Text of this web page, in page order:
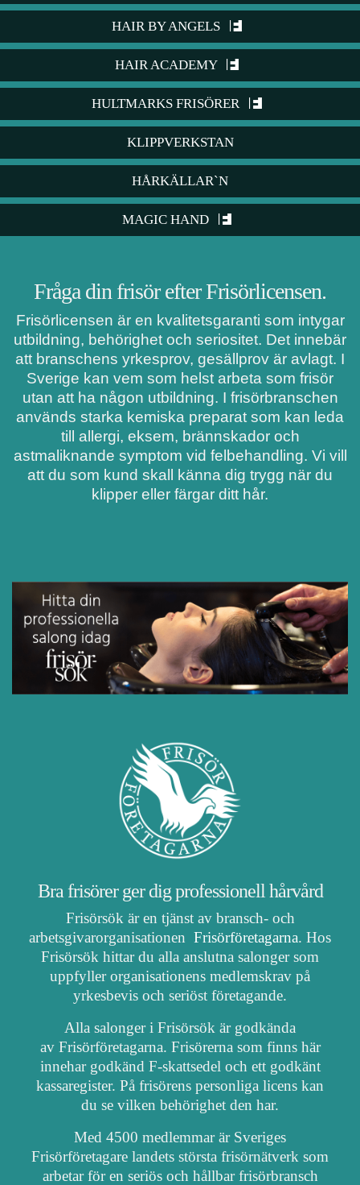
HAIR BY ANGELS
HAIR ACADEMY
HULTMARKS FRISÖRER
KLIPPVERKSTAN
HÅRKÄLLAR`N
MAGIC HAND
Fråga din frisör efter Frisörlicensen.
Frisörlicensen är en kvalitetsgaranti som intygar
utbildning, behörighet och seriositet. Det innebär
att branschens yrkesprov, gesällprov är avlagt. I
Sverige kan vem som helst arbeta som frisör
utan att ha någon utbildning. I frisörbranschen
används starka kemiska preparat som kan leda
till allergi, eksem, brännskador och
astmaliknande symptom vid felbehandling. Vi vill
att du som kund skall känna dig trygg när du
klipper eller färgar ditt hår.
Bra frisörer ger dig professionell hårvård
Frisörsök är en tjänst av bransch- och
arbetsgivarorganisationen Frisörföretagarna. Hos
Frisörsök hittar du alla anslutna salonger som
uppfyller organisationens medlemskrav på
yrkesbevis och seriöst företagande.
Alla salonger i Frisörsök är godkända
av Frisörföretagarna. Frisörerna som finns här
innehar godkänd F-skattsedel och ett godkänt
kassaregister. På frisörens personliga licens kan
du se vilken behörighet den har.
Med 4500 medlemmar är Sveriges
Frisörföretagare landets största frisörnätverk som
arbetar för en seriös och hållbar frisörbransch